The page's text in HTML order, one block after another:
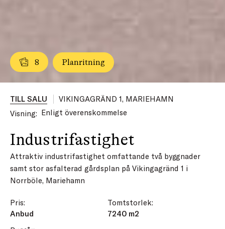
8 Planritning
TILL SALU
VIKINGAGRÄND 1, MARIEHAMN
Visning: Enligt överenskommelse
Industrifastighet
Attraktiv industrifastighet omfattande två byggnader
samt stor asfalterad gårdsplan på Vikingagränd 1 i
Norrböle, Mariehamn
Pris:
Anbud
Tomtstorlek:
7240 m2